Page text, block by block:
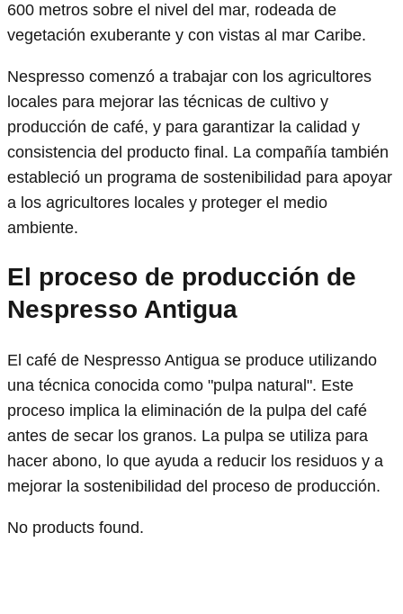
600 metros sobre el nivel del mar, rodeada de
vegetación exuberante y con vistas al mar Caribe.
Nespresso comenzó a trabajar con los agricultores
locales para mejorar las técnicas de cultivo y
producción de café, y para garantizar la calidad y
consistencia del producto final. La compañía también
estableció un programa de sostenibilidad para apoyar
a los agricultores locales y proteger el medio
ambiente.
El proceso de producción de
Nespresso Antigua
El café de Nespresso Antigua se produce utilizando
una técnica conocida como "pulpa natural". Este
proceso implica la eliminación de la pulpa del café
antes de secar los granos. La pulpa se utiliza para
hacer abono, lo que ayuda a reducir los residuos y a
mejorar la sostenibilidad del proceso de producción.
No products found.